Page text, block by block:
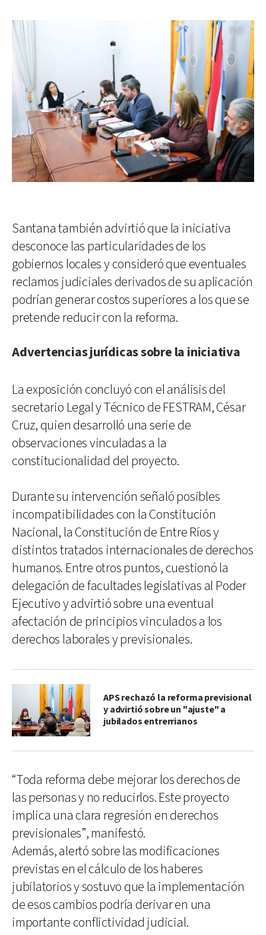
Santana también advirtió que la iniciativa
desconoce las particularidades de los
gobiernos locales y consideró que eventuales
reclamos judiciales derivados de su aplicación
podrían generar costos superiores a los que se
pretende reducir con la reforma.
Advertencias jurídicas sobre la iniciativa
La exposición concluyó con el análisis del
secretario Legal y Técnico de FESTRAM, César
Cruz, quien desarrolló una serie de
observaciones vinculadas a la
constitucionalidad del proyecto.
Durante su intervención señaló posibles
incompatibilidades con la Constitución
Nacional, la Constitución de Entre Ríos y
distintos tratados internacionales de derechos
humanos. Entre otros puntos, cuestionó la
delegación de facultades legislativas al Poder
Ejecutivo y advirtió sobre una eventual
afectación de principios vinculados a los
derechos laborales y previsionales.
APS rechazó la reforma previsional
y advirtió sobre un "ajuste" a
jubilados entrerrianos
“Toda reforma debe mejorar los derechos de
las personas y no reducirlos. Este proyecto
implica una clara regresión en derechos
previsionales”, manifestó.
Además, alertó sobre las modificaciones
previstas en el cálculo de los haberes
jubilatorios y sostuvo que la implementación
de esos cambios podría derivar en una
importante conflictividad judicial.